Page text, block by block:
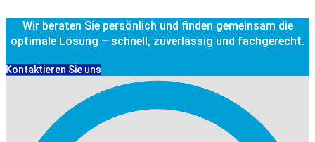
Wir beraten Sie persönlich und finden gemeinsam die
optimale Lösung – schnell, zuverlässig und fachgerecht.
Kontaktieren Sie uns